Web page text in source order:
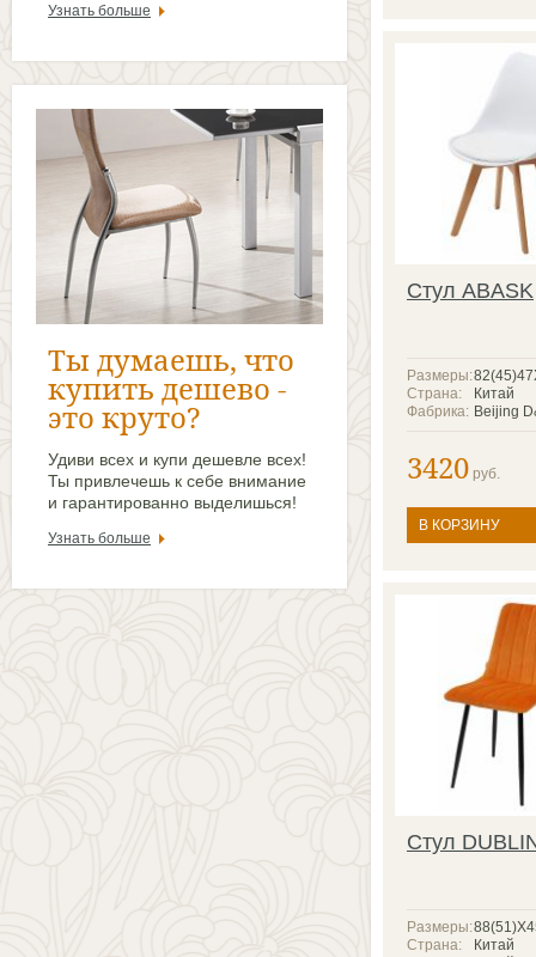
Узнать больше
Ты думаешь, что
купить дешево -
это круто?
Удиви всех и купи дешевле всех!
Ты привлечешь к себе внимание
и гарантированно выделишься!
Узнать больше
Стул ABASK
Размеры:
Китай
Страна:
Beijing
Фабрика:
3420 руб.
В КОРЗИНУ
Стул
Размеры:
Китай
Страна: